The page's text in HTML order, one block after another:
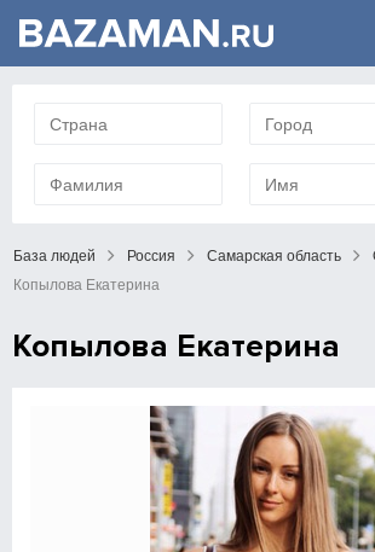
База людей Россия Самарская область
Копылова Екатерина
Копылова Екатерина